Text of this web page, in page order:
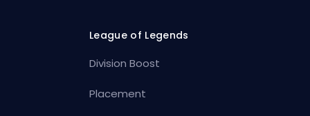
League of Legends
Division Boost
Placement